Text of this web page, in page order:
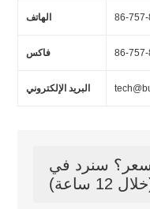
الهاتف 86-
فاكس 86-
البريد الإلكتروني
سنرد في